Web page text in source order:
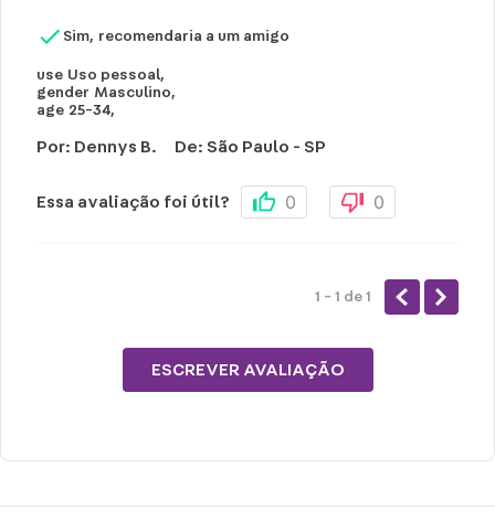
Sim, recomendaria a um amigo
use Uso pessoal,
gender Masculino,
age 25-34,
Por: Dennys B. De: São Paulo - SP
Essa avaliação foi útil? 0 0
1 - 1 de 1
ESCREVER AVALIAÇÃO